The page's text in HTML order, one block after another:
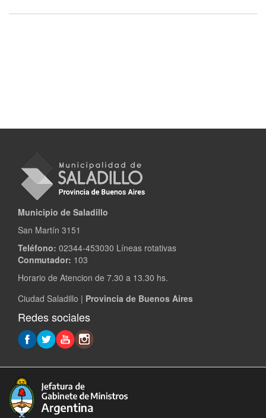
Municipio de Saladillo
San Martín 3151
Teléfono: 02344-453030 Líneas rotativas
Conmutador: 103
Horario de Atencion de 7.30 a 13.30 hs.
Ciudad Saladillo | Provincia de Buenos Aires
Redes sociales